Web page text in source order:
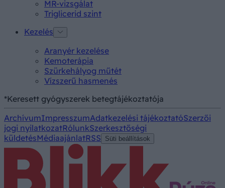
MR-vizsgálat
Triglicerid szint
Kezelés
Aranyér kezelése
Kemoterápia
Szürkehályog műtét
Vízszerű hasmenés
*Keresett gyógyszerek betegtájékoztatója
ArchívumImpresszumAdatkezelési tájékoztatóSzerzői
jogi nyilatkozatRólunkSzerkesztőségi
küldetésMédiaajánlatRSS Süti beállítások